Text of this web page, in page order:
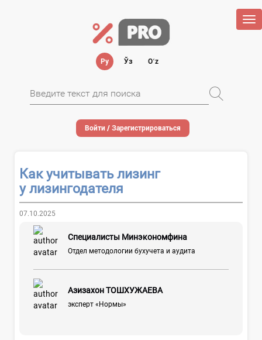
Ру Ўз Oʻz
Войти / Зарегистрироваться
Как учитывать лизинг
у лизингодателя
07.10.2025
Специалисты Минэкономфина
Отдел методологии бухучета и аудита
Азизахон ТОШХУЖАЕВА
эксперт «Нормы»